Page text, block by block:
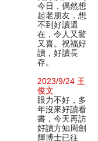
今日，偶然想
起老朋友，想
不到好讀還
在，令人又驚
又喜。祝福好
讀，好讀長
存。
2023/9/24 王
俊文
眼力不好，多
年沒來好讀看
書，今天再訪
好讀方知周劍
輝博士已往